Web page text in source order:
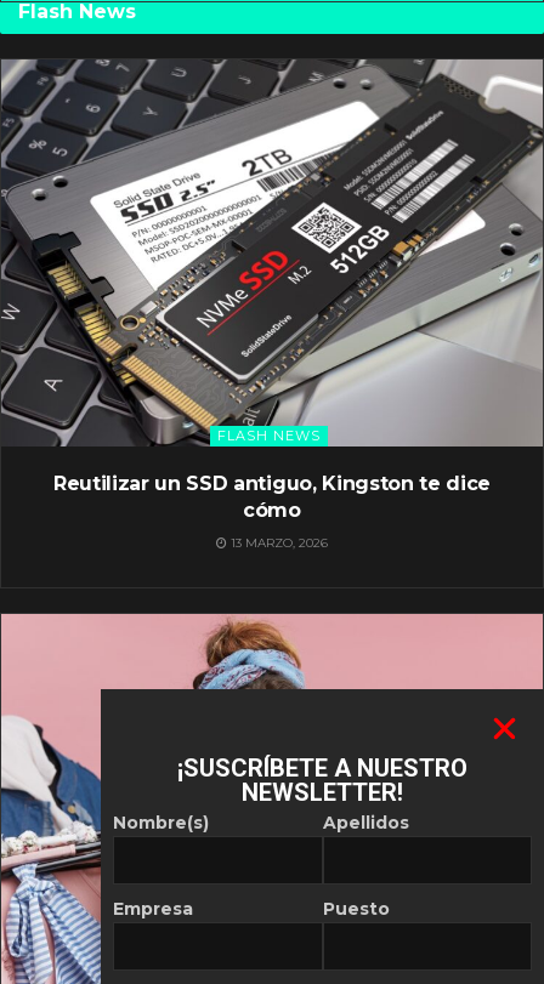
Flash News
FLASH NEWS
Reutilizar un SSD antiguo, Kingston te dice
cómo
13 MARZO, 2026
¡SUSCRÍBETE A NUESTRO
NEWSLETTER!
Nombre(s)
Empresa
Apellidos
Puesto